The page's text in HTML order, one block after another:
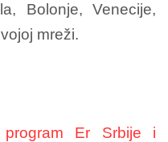
Bolonje, Venecije,
mreži.
program Er Srbije i